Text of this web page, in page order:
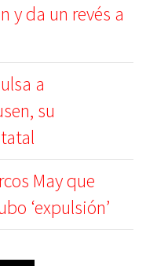
y da un revés a
a
su
May que
‘expulsión’